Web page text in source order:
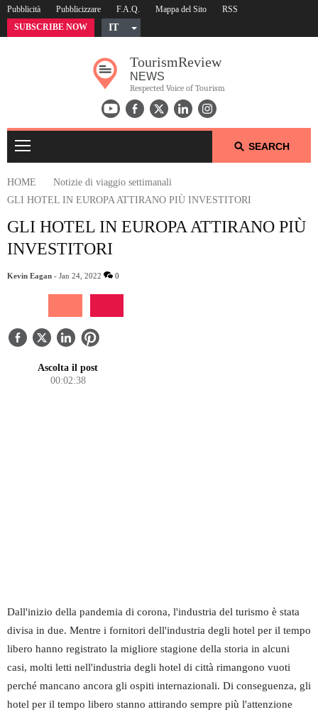
Pubblicità Pubblicizzare F.A.Q. Mappa del Sito RSS
IT
Czech
German
Russian
Polish
French
SUBSCRIBE NOW
TourismReview
NEWS
Respected Voice of Tourism
TOP 10 DI TRAVEL NEWS
A PROPOSITO DI NOI
SEARCH
HOME
Notizie di viaggio settimanali
GLI HOTEL IN EUROPA ATTIRANO PIÙ INVESTITORI
GLI HOTEL IN EUROPA ATTIRANO PIÙ
INVESTITORI
Kevin Eagan - Jan 24, 2022 0
Ascolta il post
00:02:38
Dall'inizio della pandemia di corona, l'industria del turismo è stata
divisa in due. Mentre i fornitori dell'industria degli hotel per il tempo
libero hanno registrato la migliore stagione della storia in alcuni
casi, molti letti nell'industria degli hotel di città rimangono vuoti
perché mancano ancora gli ospiti internazionali. Di conseguenza, gli
hotel per il tempo libero stanno attirando sempre più l'attenzione